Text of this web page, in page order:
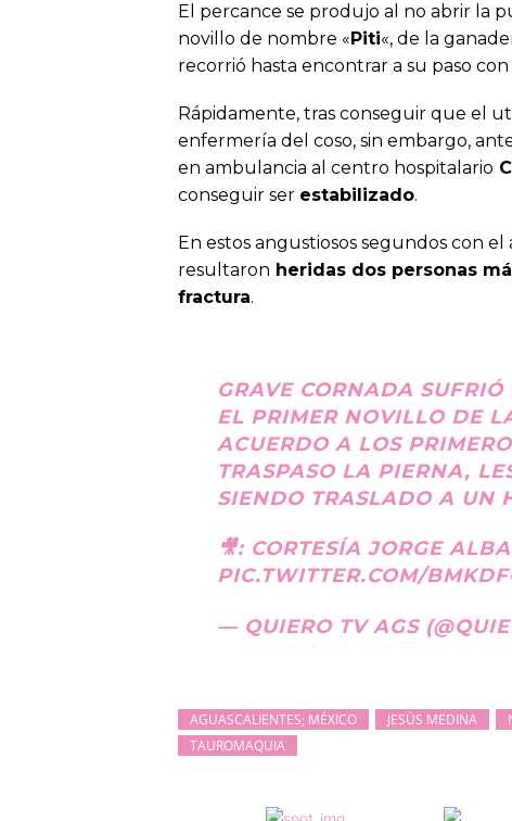
El percance se produjo al no abrir la
novillo de nombre «Piti«, de la
recorrió hasta encontrar a su paso con
Rápidamente, tras conseguir que el
enfermería del coso, sin embargo,
en ambulancia al centro hospitalario
conseguir ser estabilizado.
En estos angustiosos segundos con
resultaron heridas dos personas
fractura.
GRAVE CORNADA
EL PRIMER NOVILLO DE
ACUERDO A LOS
TRASPASO LA PIERNA,
SIENDO TRASLADO A UN
🎥: CORTESÍA JORGE ALBA
PIC.TWITTER.COM/
— QUIERO TV AGS
AGUASCALIENTES; MÉXICO JESÚS MEDINA
TAUROMAQUIA